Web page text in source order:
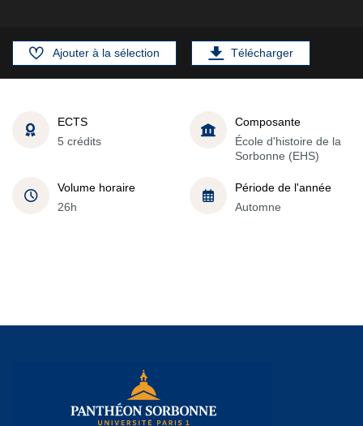
Ajouter à la sélection Télécharger
ECTS
5 crédits
Composante
École d'histoire de la
Sorbonne (EHS)
Volume horaire
26h
Période de l'année
Automne